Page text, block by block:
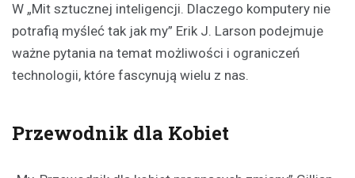
W „Mit sztucznej inteligencji. Dlaczego komputery nie
potrafią myśleć tak jak my” Erik J. Larson podejmuje
ważne pytania na temat możliwości i ograniczeń
technologii, które fascynują wielu z nas.
Przewodnik dla Kobiet